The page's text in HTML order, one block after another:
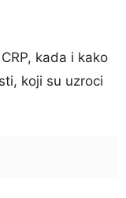
kada i kako
koji su uzroci